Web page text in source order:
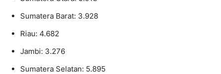
Sumatera Barat: 3.928
Riau: 4.682
Jambi: 3.276
Sumatera Selatan: 5.895